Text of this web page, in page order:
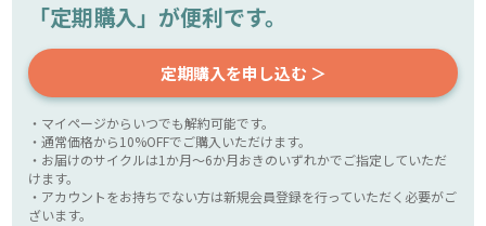
「定期購入」が便利です。
定期購入を申し込む ＞
・マイページからいつでも解約可能です。
・通常価格から10%OFFでご購入いただけます。
・お届けのサイクルは1か月～6か月おきのいずれかでご指定していただ
けます。
・アカウントをお持ちでない方は新規会員登録を行っていただく必要がご
ざいます。